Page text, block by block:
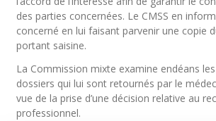
des parties concernées. Le CMSS en
concerné en lui faisant parvenir une copie
portant saisine.
La Commission mixte examine endéans
dossiers qui lui sont retournés par le
vue de la prise d’une décision relative au
professionnel.